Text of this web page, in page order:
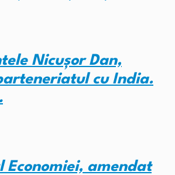
Nicușor Dan,
cu India.
Economiei, amendat